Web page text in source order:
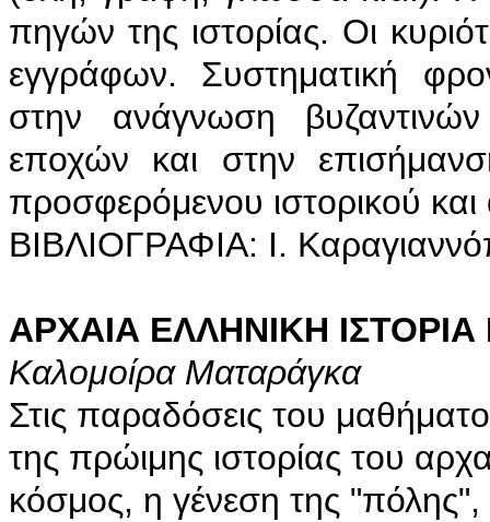
πηγών της ιστορίας. Οι
εγγράφων. Συστηματική
στην ανάγνωση
εποχών και στην
προσφερόμενου ιστορικού
ΒΙΒΛΙΟΓΡΑΦΙΑ: Ι.
ΑΡΧΑΙΑ ΕΛΛΗΝΙΚΗ ΙΣΤΟΡΙΑ
Καλομοίρα Ματαράγκα
Στις παραδόσεις του
της πρώιμης ιστορίας του
κόσμος, η γένεση της "πόλης",